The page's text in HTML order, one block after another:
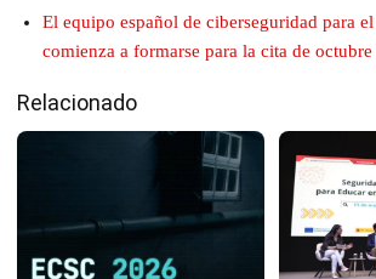
El equipo español de ciberseguridad para
comienza a formarse para la cita de
Relacionado